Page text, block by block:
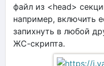
файл из <head>
например, включить
запихнуть в любой
ЖС-скрипта.